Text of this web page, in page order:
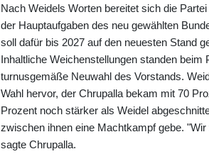
Nach Weidels Worten bereitet sich die
der Hauptaufgaben des neu gewählten
soll dafür bis 2027 auf den neuesten Stand
Inhaltliche Weichenstellungen standen
turnusgemäße Neuwahl des Vorstands.
Wahl hervor, der Chrupalla bekam mit 70
Prozent noch stärker als Weidel
zwischen ihnen eine Machtkampf gebe.
sagte Chrupalla.